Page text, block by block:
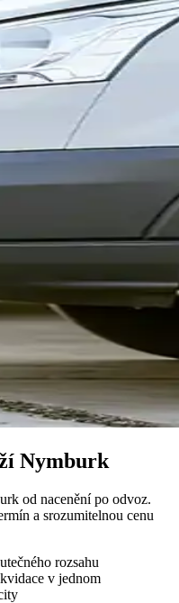
Nymburk
od nacenění po odvoz.
a srozumitelnou cenu
rozsahu
v jednom